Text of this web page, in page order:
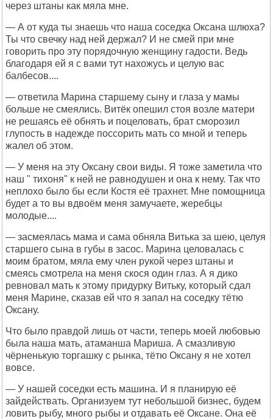
через штаны как мяла мне.
— А от куда ты знаешь что наша соседка Оксана шлюха?
Ты что свечку над ней держал? И не смей при мне
говорить про эту порядочную женщину гадости. Ведь
благодаря ей я с вами тут нахожусь и целую вас
балбесов....
— ответила Марина старшему сыну и глаза у мамы
больше не смеялись. Витёк опешил стоя возле матери
не решаясь её обнять и поцеловать, брат сморозил
глупость в надежде поссорить мать со мной и теперь
жалел об этом.
— У меня на эту Оксану свои виды. Я тоже заметила что
наш " тихоня" к ней не равнодушен и она к нему. Так что
неплохо было бы если Костя её трахнет. Мне помощница
будет а то вы вдвоём меня замучаете, жеребцы
молодые....
— засмеялась мама и сама обняла Витька за шею, целуя
старшего сына в губы в засос. Марина целовалась с
моим братом, мяла ему член рукой через штаны и
смеясь смотрела на меня скося один глаз. А я дико
ревновал мать к этому придурку Витьку, который сдал
меня Марине, сказав ей что я запал на соседку тётю
Оксану.
Что было правдой лишь от части, теперь моей любовью
была наша мать, атаманша Мариша. А смазливую
чёрненькую торгашку с рынка, тётю Оксану я не хотел
вовсе.
— У нашей соседки есть машина. И я планирую её
зайдействать. Организуем тут небольшой бизнес, будем
ловить рыбу, много рыбы и отдавать её Оксане. Она её